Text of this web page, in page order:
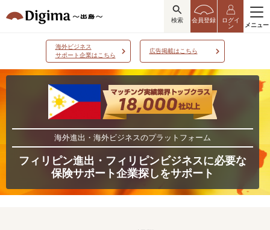
検索 会員登録
ログイ
ン
メニュー
海外ビジネス
サポート企業はこちら
広告掲載はこちら
海外進出・海外ビジネスのプラットフォーム
フィリピン進出・フィリピンビジネスに必要な
保険サポート企業探しをサポート